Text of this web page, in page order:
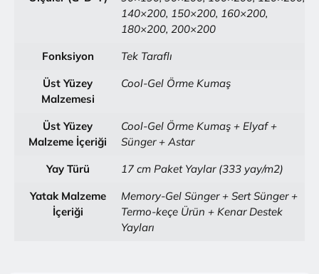
140×200, 150×200, 160×200,
180×200, 200×200
Fonksiyon
Tek Taraflı
Üst Yüzey
Malzemesi
Cool-Gel Örme Kumaş
Üst Yüzey
Malzeme İçeriği
Cool-Gel Örme Kumaş + Elyaf +
Sünger + Astar
Yay Türü
17 cm Paket Yaylar (333 yay/m2)
Yatak Malzeme
İçeriği
Memory-Gel Sünger + Sert Sünger +
Termo-keçe Ürün + Kenar Destek
Yayları